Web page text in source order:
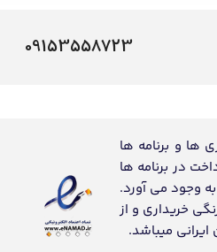
09153558723
ها و برنامه ها
در برنامه ها
وجود می آورد.
خریداری و از